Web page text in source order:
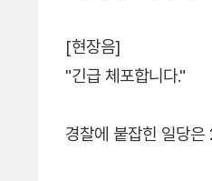
[현장음]
"긴급 체포합니다."
경찰에 붙잡힌 일당